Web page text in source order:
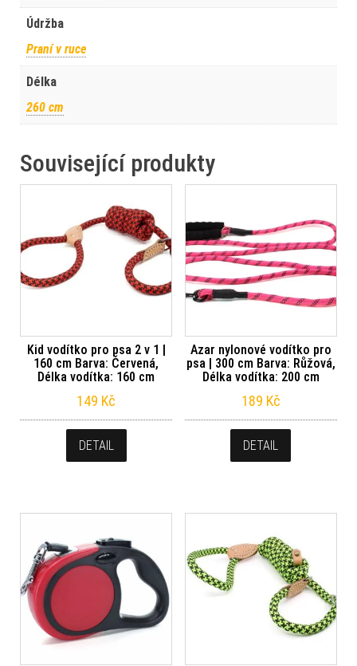
Údržba
Praní v ruce
Délka
260 cm
Související produkty
Kid vodítko pro psa 2 v 1 |
160 cm Barva: Červená,
Délka vodítka: 160 cm
149 Kč
DETAIL
Azar nylonové vodítko pro
psa | 300 cm Barva: Růžová,
Délka vodítka: 200 cm
189 Kč
DETAIL